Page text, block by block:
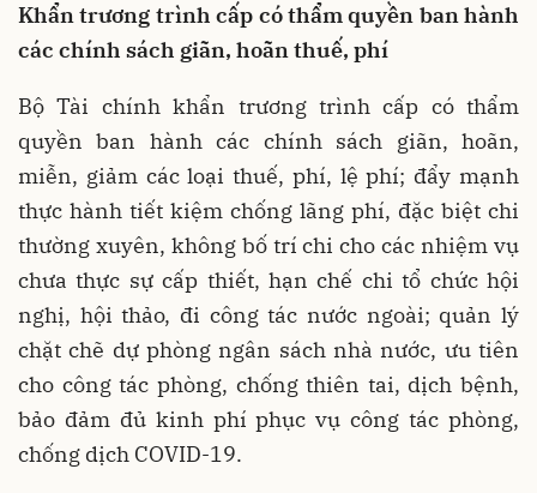
Khẩn trương trình cấp có thẩm quyền ban hành
các chính sách giãn, hoãn thuế, phí
Bộ Tài chính khẩn trương trình cấp có thẩm
quyền ban hành các chính sách giãn, hoãn,
miễn, giảm các loại thuế, phí, lệ phí; đẩy mạnh
thực hành tiết kiệm chống lãng phí, đặc biệt chi
thường xuyên, không bố trí chi cho các nhiệm vụ
chưa thực sự cấp thiết, hạn chế chi tổ chức hội
nghị, hội thảo, đi công tác nước ngoài; quản lý
chặt chẽ dự phòng ngân sách nhà nước, ưu tiên
cho công tác phòng, chống thiên tai, dịch bệnh,
bảo đảm đủ kinh phí phục vụ công tác phòng,
chống dịch COVID-19.